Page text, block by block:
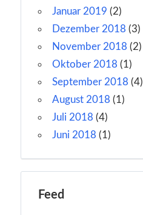
Januar 2019 (2)
Dezember 2018 (3)
November 2018 (2)
Oktober 2018 (1)
September 2018 (4)
August 2018 (1)
Juli 2018 (4)
Juni 2018 (1)
Feed